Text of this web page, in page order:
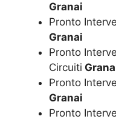
Granai
Pronto
Granai
Pronto
Circuiti
Pronto
Granai
Pronto